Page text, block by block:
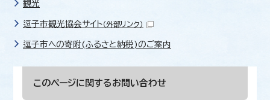
観光
逗子市観光協会サイト（外部リンク）
逗子市への寄附(ふるさと納税)のご案内
このページに関する お問い合わせ